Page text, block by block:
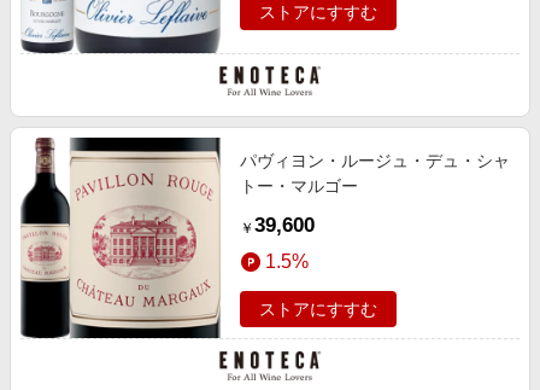
ストアにすすむ
パヴィヨン・ルージュ・デュ・シャ
トー・マルゴー
￥ 39,600
1.5%
ストアにすすむ